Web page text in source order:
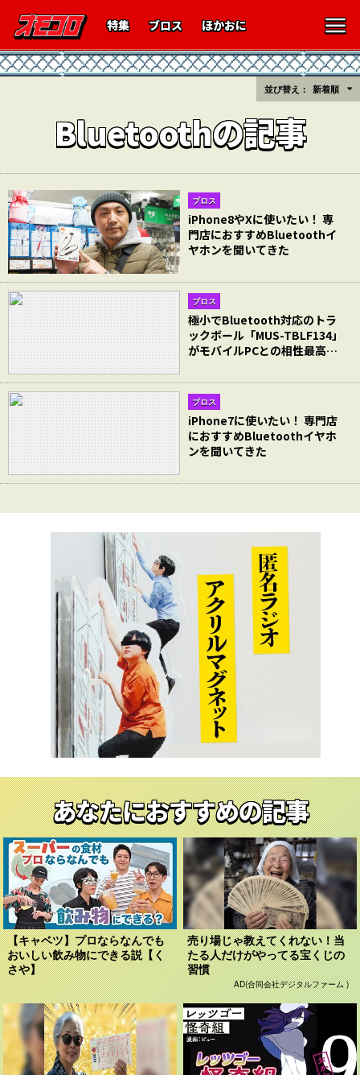
特集 ブロス ほかおに
Bluetoothの記事
並び替え： 新着順
ブロス
iPhone8やXに使いたい！ 専
門店におすすめBluetoothイ
ヤホンを聞いてきた
ブロス
極小でBluetooth対応のトラ
ックボール「MUS-TBLF134」
がモバイルPCとの相性最高…
ブロス
iPhone7に使いたい！ 専門店
におすすめBluetoothイヤホ
ンを聞いてきた
あなたにおすすめの記事
【キャベツ】プロならなんでも
おいしい飲み物にできる説【く
さや】
売り場じゃ教えてくれない！当
たる人だけがやってる宝くじの
習慣
AD(合同会社デジタルファーム )